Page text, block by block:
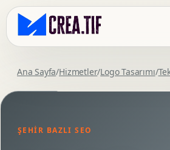
Ana Sayfa/Hizmetler/Logo Tasarımı/
ŞEHIR BAZLI SEO